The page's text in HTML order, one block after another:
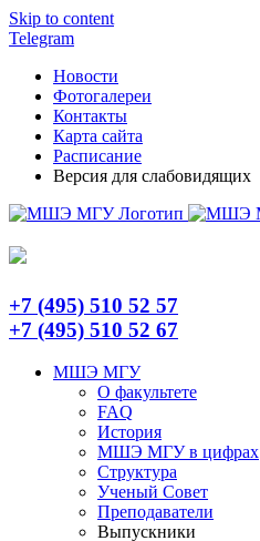
Skip to content
Telegram
Новости
Фотогалереи
Контакты
Карта сайта
Расписание
Версия для слабовидящих
+7 (495) 510 52 57
+7 (495) 510 52 67
МШЭ МГУ
О факультете
FAQ
История
МШЭ МГУ в цифрах
Структура
Ученый Совет
Преподаватели
Выпускники